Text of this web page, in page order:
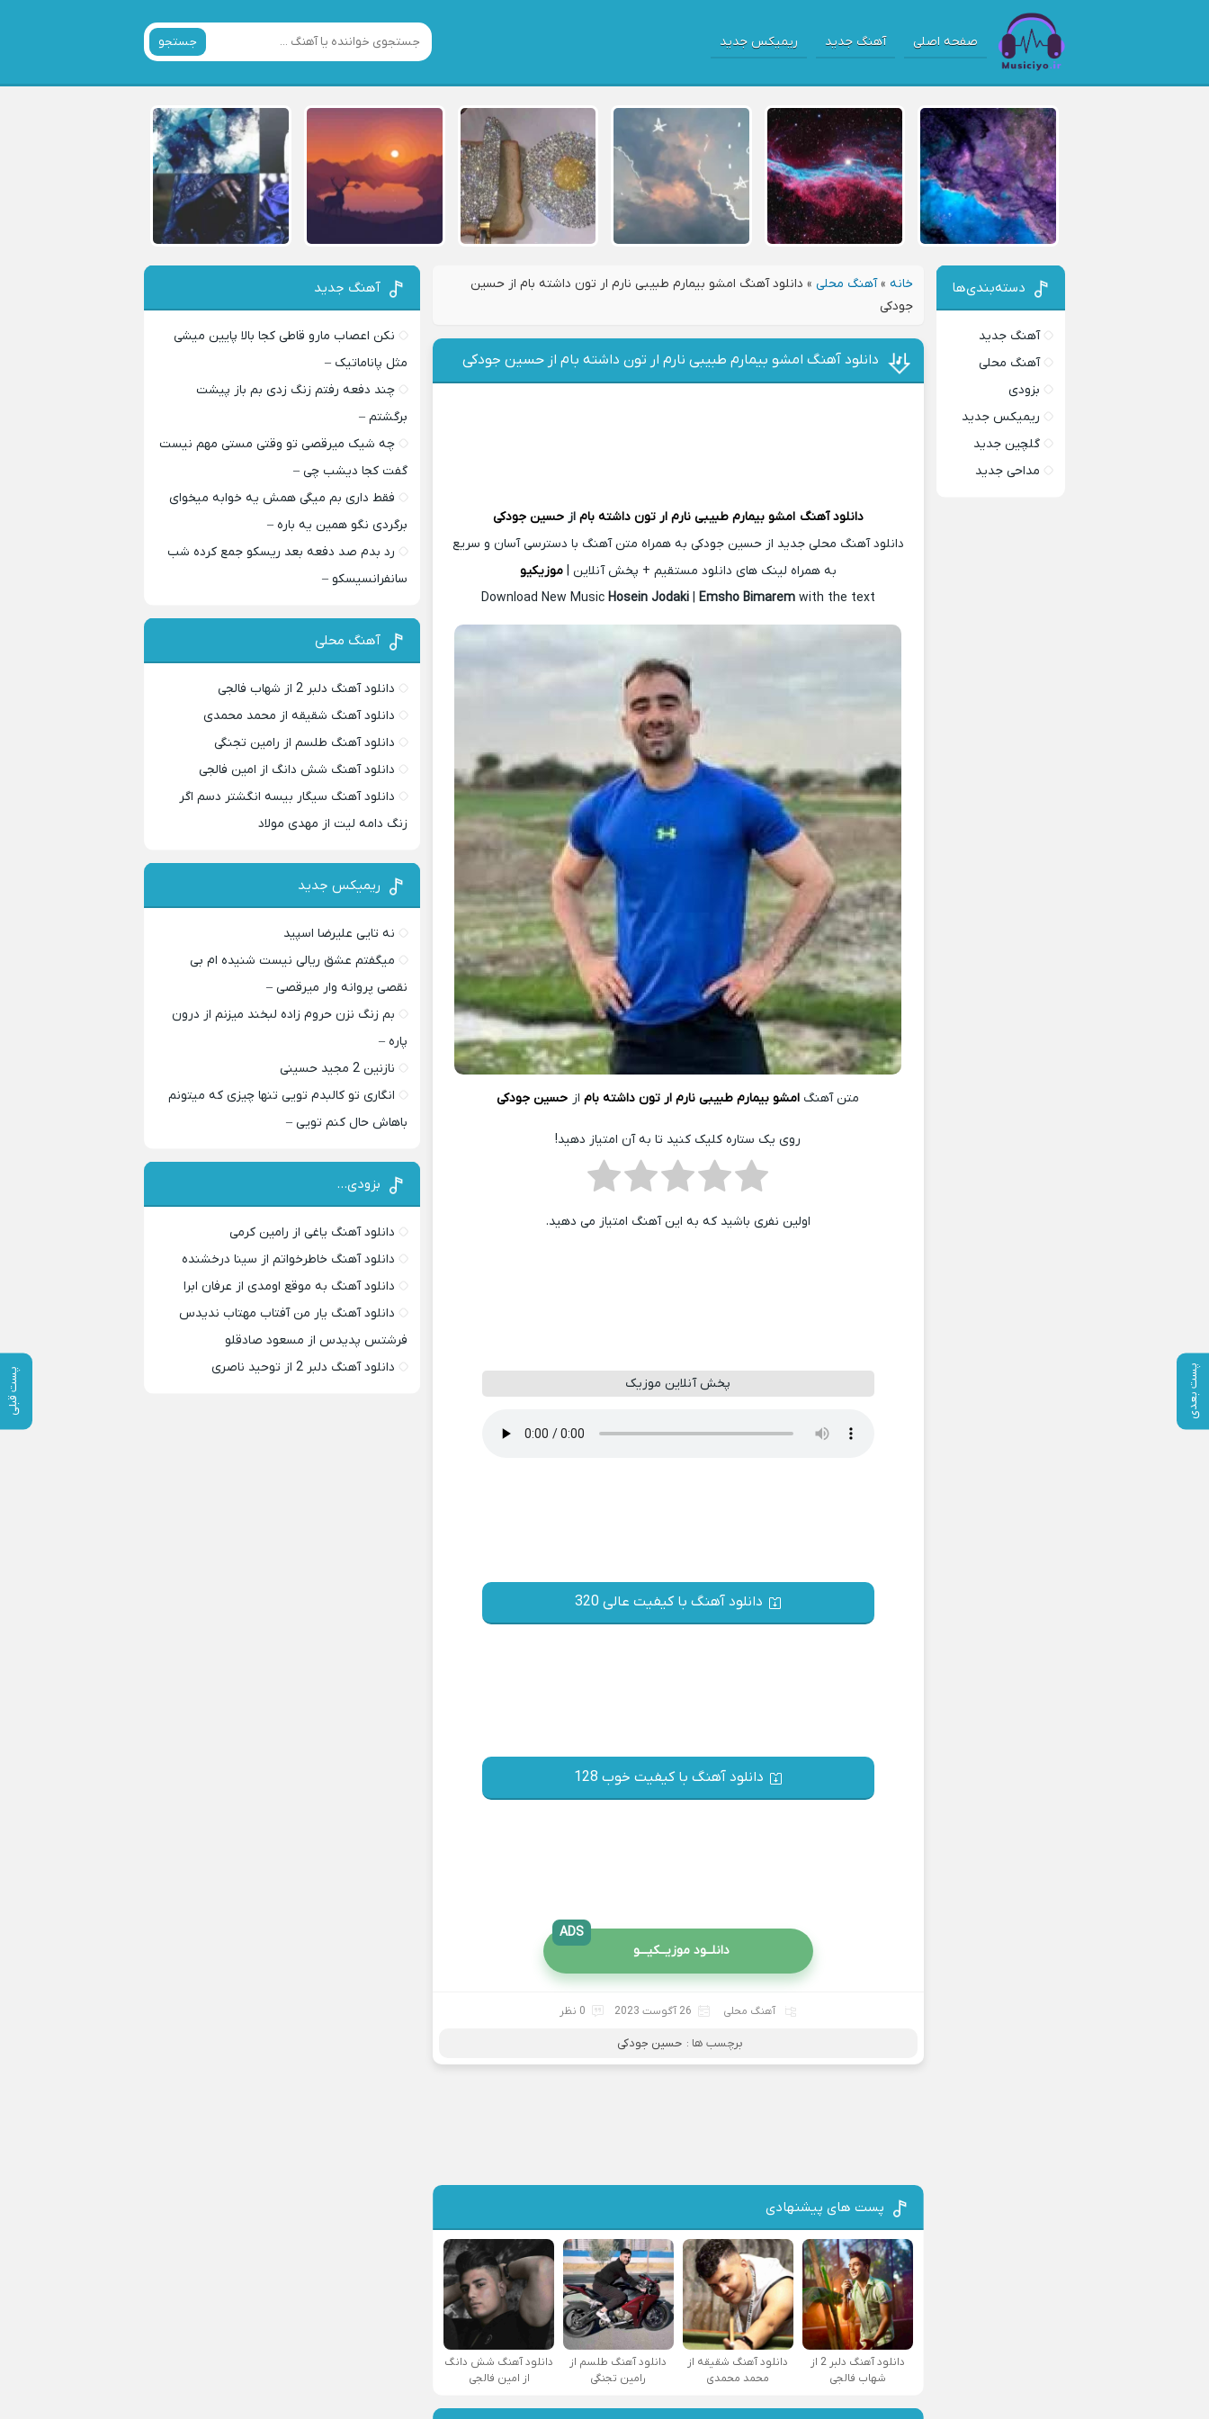
صفحه اصلی آهنگ جدید ریمیکس جدید جستجو
خانه »آهنگ محلی » دانلود آهنگ امشو بیمارم طبیبی نارم ار تون داشته بام از حسین
جودکی
پست بعدی پست قبلی
دانلود آهنگ امشو بیمارم طبیبی نارم ار تون داشته بام از حسین جودکی
دانلود آهنگ امشو بیمارم طبیبی نارم ار تون داشته بام ازحسین جودکی
دانلود آهنگ محلی جدید از حسین جودکی به همراه متن آهنگ با دسترسی آسان و سریع
به همراه لینک های دانلود مستقیم + پخش آنلاین |موزیکیو
Download New Music Hosein Jodaki| Emsho Bimarem with the text
متن آهنگ امشو بیمارم طبیبی نارم ار تون داشته بام از حسین جودکی
روی یک ستاره کلیک کنید تا به آن امتیاز دهید!
اولین نفری باشید که به این آهنگ امتیاز می دهید.
پخش آنلاین موزیک
دانلود آهنگ با کیفیت عالی 320
دانلود آهنگ با کیفیت خوب 128
دانلــود موزیــکیـــو
ADS
آهنگ محلی 26 آگوست 2023 0 نظر
برچسب ها : حسین جودکی
پست های پیشنهادی
دانلود آهنگ دلبر 2 از
شهاب فالجی
دانلود آهنگ شقیقه از
محمد محمدی
دانلود آهنگ طلسم از
رامین تجنگی
دانلود آهنگ شش دانگ
از امین فالجی
دسته‌بندی‌ها
آهنگ جدید
آهنگ محلی
بزودی
ریمیکس جدید
گلچین جدید
مداحی جدید
آهنگ جدید
نکن اعصاب مارو قاطی کجا بالا پایین میشی
مثل پاناماتیک –
چند دفعه رفتم زنگ زدی بم باز پیشت
برگشتم –
چه شیک میرقصی تو وقتی مستی مهم نیست
گفت کجا دیشب چی –
فقط داری بم میگی همش یه خوابه میخوای
برگردی نگو همین یه باره –
رد بدم صد دفعه بعد ریسکو جمع کرده شب
سانفرانسیسکو –
آهنگ محلی
دانلود آهنگ دلبر 2 از شهاب فالجی
دانلود آهنگ شقیقه از محمد محمدی
دانلود آهنگ طلسم از رامین تجنگی
دانلود آهنگ شش دانگ از امین فالجی
دانلود آهنگ سیگار بیسه انگشتر دسم اگر
زنگ دامه لیت از مهدی مولاد
ریمیکس جدید
نه تایی علیرضا اسپید
میگفتم عشق ریالی نیست شنیده ام بی
نقصی پروانه وار میرقصی –
بم زنگ نزن حروم زاده لبخند میزنم از درون
پاره –
نازنین 2 مجید حسینی
انگاری تو کالبدم تویی تنها چیزی که میتونم
باهاش حال کنم تویی –
بزودی…
دانلود آهنگ یاغی از رامین کرمی
دانلود آهنگ خاطرخواتم از سینا درخشنده
دانلود آهنگ به موقع اومدی از عرفان ابرا
دانلود آهنگ یار من آفتاب مهتاب ندیدس
فرشتس پدیدس از مسعود صادقلو
دانلود آهنگ دلبر 2 از توحید ناصری